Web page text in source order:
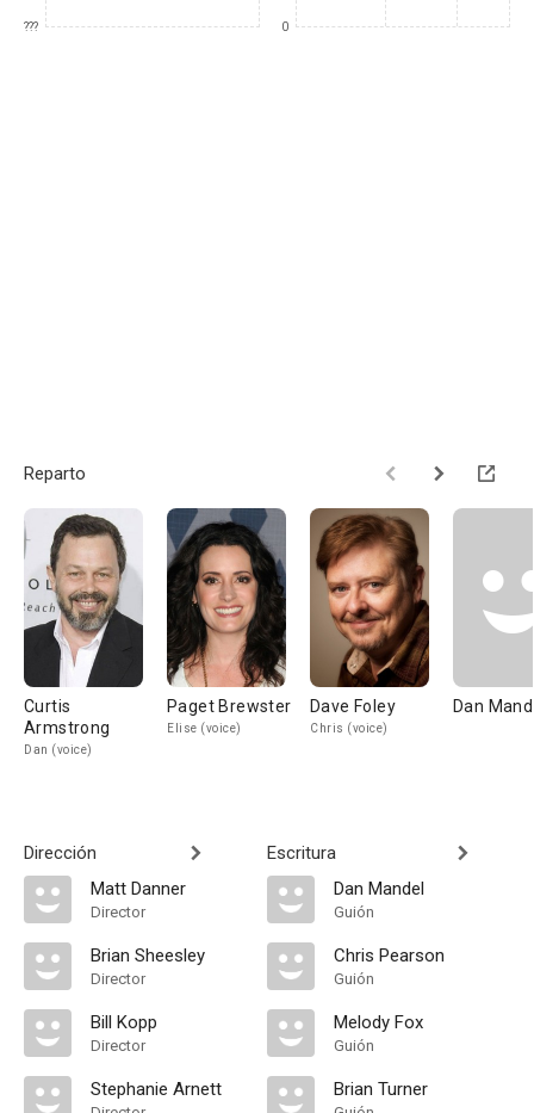
??? 0
Reparto
Curtis
Armstrong
Dan (voice)
Paget Brewster
Elise (voice)
Dave Foley
Chris (voice)
Dan
Dirección
Matt Danner
Director
Brian Sheesley
Director
Bill Kopp
Director
Stephanie Arnett
Escritura
Dan Mandel
Guión
Chris Pearson
Guión
Melody Fox
Guión
Brian Turner